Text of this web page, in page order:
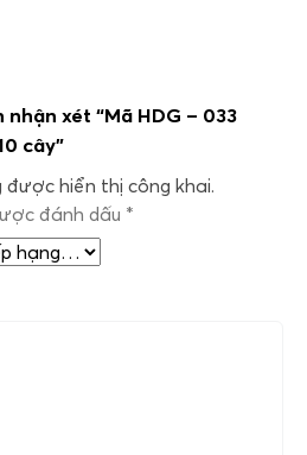
xét “Mã HDG – 033
cây”
được hiển thị công khai.
đánh dấu *